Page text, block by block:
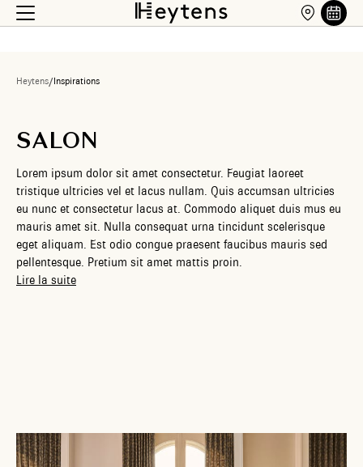
Heytens/Inspirations
SALON
Lorem ipsum dolor sit amet consectetur. Feugiat laoreet
tristique ultricies vel et lacus nullam. Quis accumsan ultricies
eu nunc et consectetur lacus at. Commodo aliquet duis mus eu
mauris amet sit. Nulla consequat urna tincidunt scelerisque
eget aliquam. Est odio congue praesent faucibus mauris sed
pellentesque. Pretium sit amet mattis proin.
Lire la suite